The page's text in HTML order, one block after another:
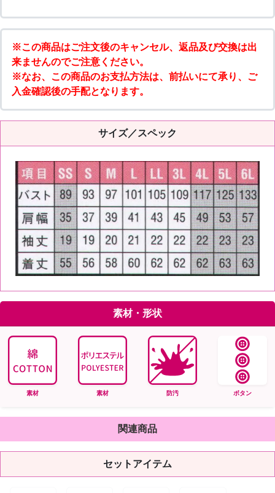
※この商品はご注文後のキャンセル、返品及び交換は出
来ませんのでご注意ください。
※なお、この商品のお支払方法は、前払いにて承り、ご
入金確認後の手配となります。
サイズ／スペック
素材・形状
素材 素材 防汚 ボタン
関連商品
セットアイテム